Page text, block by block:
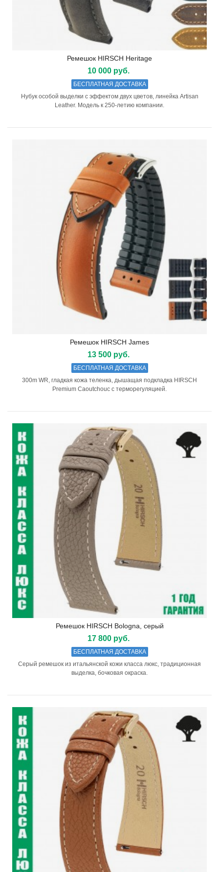
Ремешок HIRSCH Heritage
10 000 руб.
БЕСПЛАТНАЯ ДОСТАВКА
Нубук особой выделки с эффектом двух цветов, линейка Artisan
Leather. Модель к 250-летию компании.
Ремешок HIRSCH James
13 500 руб.
БЕСПЛАТНАЯ ДОСТАВКА
300m WR, гладкая кожа теленка, дышащая подкладка HIRSCH
Premium Caoutchouc с терморегуляцией.
Ремешок HIRSCH Bologna, серый
17 800 руб.
БЕСПЛАТНАЯ ДОСТАВКА
Серый ремешок из итальянской кожи класса люкс, традиционная
выделка, бочковая окраска.